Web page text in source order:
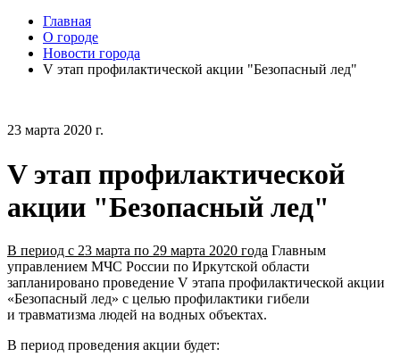
Главная
О городе
Новости города
V этап профилактической акции "Безопасный лед"
23 марта 2020 г.
V этап профилактической
акции "Безопасный лед"
В период с 23 марта по 29 марта 2020 года Главным
управлением МЧС России по Иркутской области
запланировано проведение V этапа профилактической акции
«Безопасный лед» с целью профилактики гибели
и травматизма людей на водных объектах.
В период проведения акции будет: